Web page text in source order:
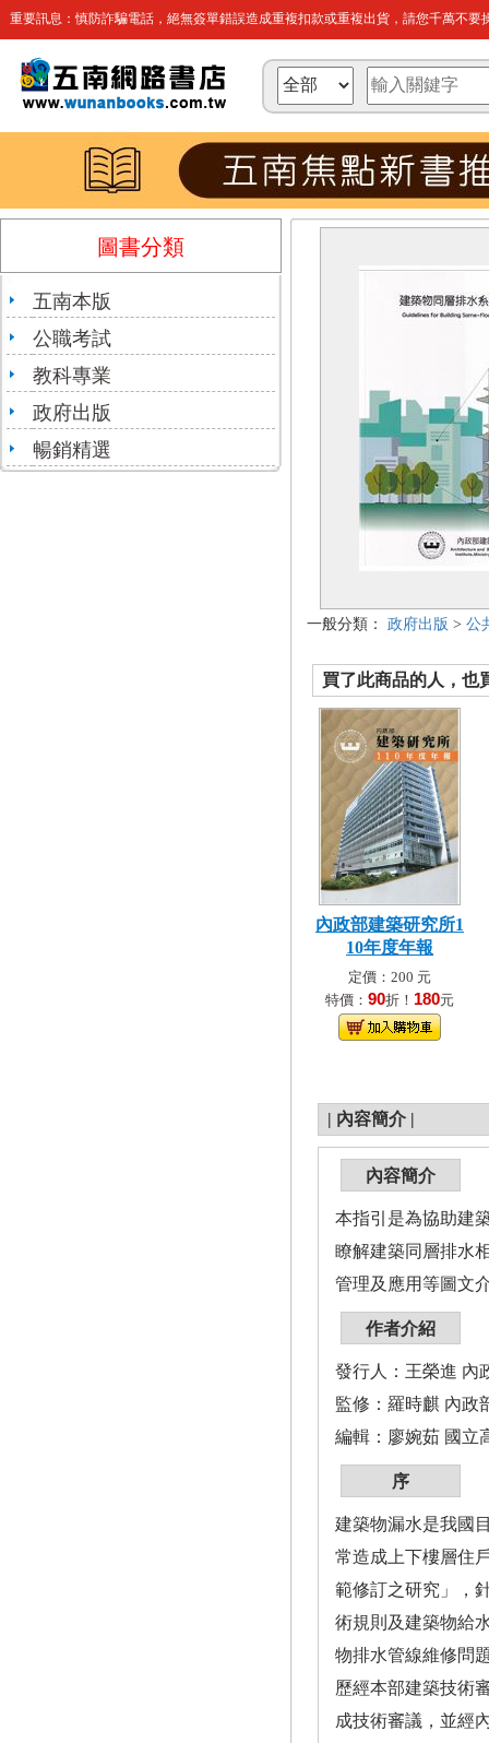
重要訊息：慎防詐騙電話，絕無簽單錯誤造成重複扣款或重複出貨，請您千萬不要
圖書分類
五南本版
公職考試
教科專業
政府出版
暢銷精選
一般分類： 政府出版 > 公
買了此商品的人，也
內政部建築研究所1
10年度年報
定價：200 元
特價： 90折！ 180元
| 內容簡介 |
內容簡介
本指引是為協助建
瞭解建築同層排水
管理及應用等圖文
作者介紹
發行人：王榮進 內
監修：羅時麒 內政
編輯：廖婉茹 國立
序
建築物漏水是我國
常造成上下樓層住
範修訂之研究」，
術規則及建築物給
物排水管線維修問
歷經本部建築技術
成技術審議，並經